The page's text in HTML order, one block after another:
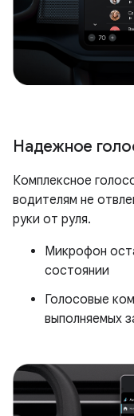
Надежное
Комплексное
водителям не
руки от руля.
Микрофон
состоянии
Голосовые
выполняемых